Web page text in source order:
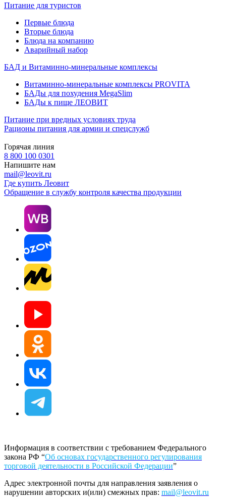
Питание для туристов
Первые блюда
Вторые блюда
Блюда на компанию
Аварийный набор
БАД и Витаминно-минеральные комплексы
Витаминно-минеральные комплексы PROVITA
БАДы для похудения MegaSlim
БАДы к пище ЛЕОВИТ
Питание при вредных условиях труда
Рационы питания для армии и спецслужб
Горячая линия
8 800 100 0301
Напишите нам
mail@leovit.ru
Где купить Леовит
Обращение в службу контроля качества продукции
Информация в соответствии с требованием Федерального
закона РФ “Об основах государственного регулирования
торговой деятельности в Российской Федерации”
Адрес электронной почты для направления заявления о
нарушении авторских и(или) смежных прав: mail@leovit.ru